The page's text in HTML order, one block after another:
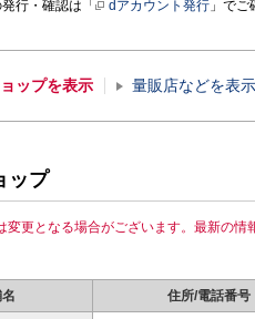
行・確認は「
dアカウント発行 」でご
ップを表示 量販店などを表示
ップ
変更となる場合がございます。最新の情
住所/電話番号